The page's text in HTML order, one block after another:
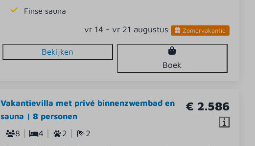
Finse sauna
vr 14 - vr 21 augustus Zomervakantie
Bekijken
Boek
€ 2.586
Vakantievilla met privé binnenzwembad en
sauna | 8 personen
8
4 2
2